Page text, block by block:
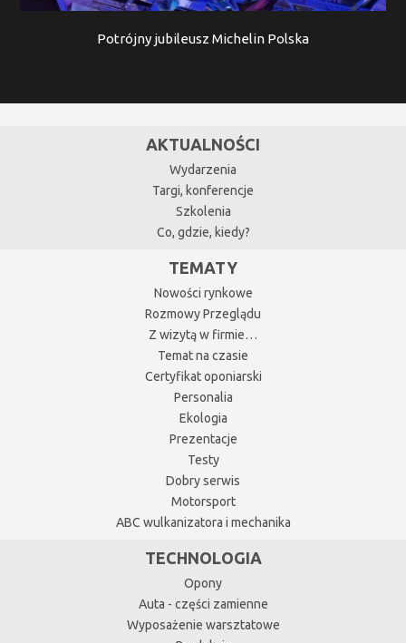
Potrójny jubileusz Michelin Polska
AKTUALNOŚCI
Wydarzenia
Targi, konferencje
Szkolenia
Co, gdzie, kiedy?
TEMATY
Nowości rynkowe
Rozmowy Przeglądu
Z wizytą w firmie…
Temat na czasie
Certyfikat oponiarski
Personalia
Ekologia
Prezentacje
Testy
Dobry serwis
Motorsport
ABC wulkanizatora i mechanika
TECHNOLOGIA
Opony
Auta - części zamienne
Wyposażenie warsztatowe